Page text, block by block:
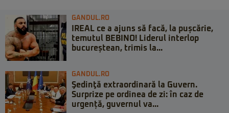
GANDUL.RO
IREAL ce a ajuns să facă, la pușcărie,
temutul BEBINO! Liderul interlop
bucureștean, trimis la...
GANDUL.RO
Şedinţă extraordinară la Guvern.
Surprize pe ordinea de zi: în caz de
urgență, guvernul va...